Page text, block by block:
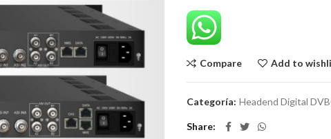
Compare Add to
Categoría: Headend Digital
Share